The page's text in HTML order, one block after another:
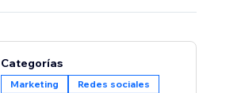
Categorías
Marketing Redes sociales